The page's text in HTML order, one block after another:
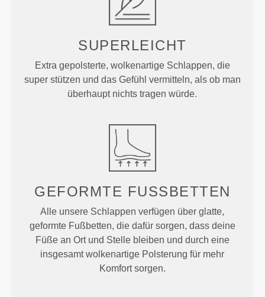
SUPERLEICHT
Extra gepolsterte, wolkenartige Schlappen, die
super stützen und das Gefühl vermitteln, als ob man
überhaupt nichts tragen würde.
GEFORMTE FUSSBETTEN
Alle unsere Schlappen verfügen über glatte,
geformte Fußbetten, die dafür sorgen, dass deine
Füße an Ort und Stelle bleiben und durch eine
insgesamt wolkenartige Polsterung für mehr
Komfort sorgen.